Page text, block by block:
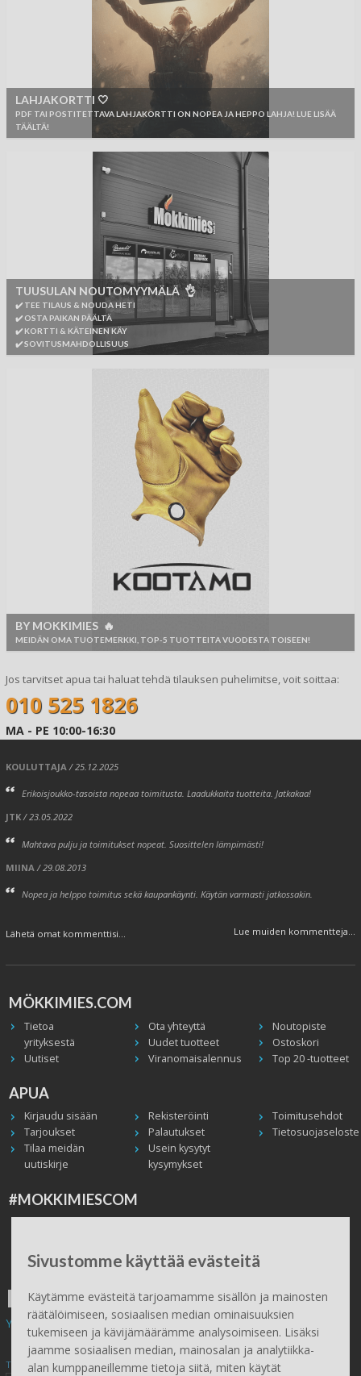
Sivustomme käyttää evästeitä
Käytämme evästeitä tarjoamamme sisällön ja mainosten
räätälöimiseen, sosiaalisen median ominaisuuksien
tukemiseen ja kävijämäärämme analysoimiseen. Lisäksi
jaamme sosiaalisen median, mainosalan ja analytiikka-
alan kumppaneillemme tietoja siitä, miten käytät
LAHJAKORTTI 🤍
PDF TAI POSTITETTAVA LAHJAKORTTI ON NOPEA JA HEPPO LAHJA! LUE LISÄÄ
TÄÄLTÄ!
TUUSULAN NOUTOMYYMÄLÄ 👌
✔️ TEE TILAUS & NOUDA HETI
✔️ OSTA PAIKAN PÄÄLTÄ
✔️ KORTTI & KÄTEINEN KÄY
✔️ SOVITUSMAHDOLLISUUS
BY MOKKIMIES 🔥
MEIDÄN OMA TUOTEMERKKI, TOP-5 TUOTTEITA VUODESTA TOISEEN!
Jos tarvitset apua tai haluat tehdä tilauksen puhelimitse, voit soittaa:
010 525 1826
MA - PE 10:00-16:30
KOULUTTAJA/ 25.12.2025
Erikoisjoukko-tasoista nopeaa toimitusta. Laadukkaita tuotteita. Jatkakaa!
JTK/ 23.05.2022
Mahtava pulju ja toimitukset nopeat. Suosittelen lämpimästi!
MIINA / 29.08.2013
Nopea ja helppo toimitus sekä kaupankäynti. Käytän varmasti jatkossakin.
Lähetä omat kommenttisi... Lue muiden kommentteja...
MÖKKIMIES.COM
Tietoa
yrityksestä
Ota yhteyttä
Noutopiste
Uudet tuotteet
Ostoskori
Uutiset
Viranomaisalennus Top 20 -tuotteet
APUA
Kirjaudu sisään Rekisteröinti
Toimitusehdot
Tarjoukset
Palautukset
Tietosuojaseloste
Tilaa meidän
uutiskirje
Usein kysytyt
kysymykset
#MOKKIMIESCOM
Peruuta tilaus
ILMAINEN TOIMITUS
Yli 100 € tilauksiin.
Tilaa Mökkimies.comin uutiskirje tästä